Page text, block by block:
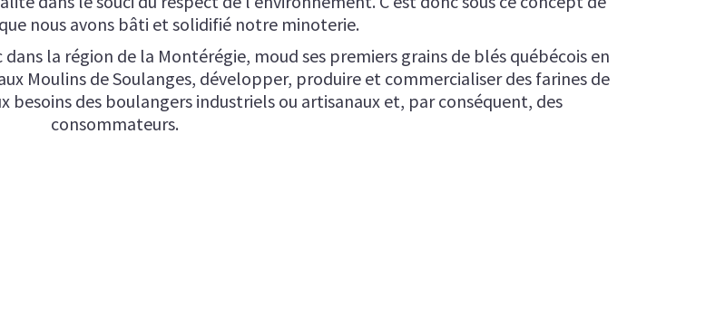
nous avons bâti et solidifié notre minoterie.
la région de la Montérégie, moud ses premiers grains de blés québécois en
Moulins de Soulanges, développer, produire et commercialiser des farines de
des boulangers industriels ou artisanaux et, par conséquent, des
consommateurs.